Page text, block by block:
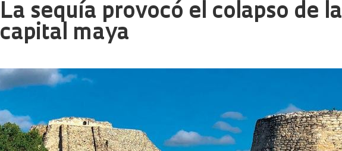
La sequía provocó el colapso de la
capital maya